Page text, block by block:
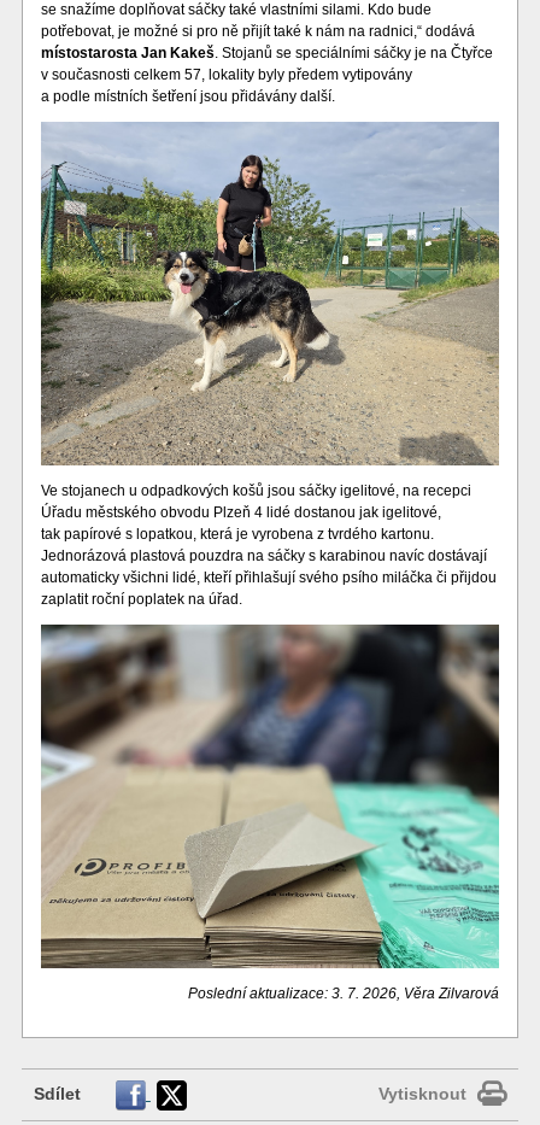
se snažíme doplňovat sáčky také vlastními silami. Kdo bude
potřebovat, je možné si pro ně přijít také k nám na radnici,“ dodává
místostarosta Jan Kakeš. Stojanů se speciálními sáčky je na Čtyřce
v současnosti celkem 57, lokality byly předem vytipovány
a podle místních šetření jsou přidávány další.
Ve stojanech u odpadkových košů jsou sáčky igelitové, na recepci
Úřadu městského obvodu Plzeň 4 lidé dostanou jak igelitové,
tak papírové s lopatkou, která je vyrobena z tvrdého kartonu.
Jednorázová plastová pouzdra na sáčky s karabinou navíc dostávají
automaticky všichni lidé, kteří přihlašují svého psího miláčka či přijdou
zaplatit roční poplatek na úřad.
Poslední aktualizace: 3. 7. 2026, Věra Zilvarová
Sdílet Vytisknout